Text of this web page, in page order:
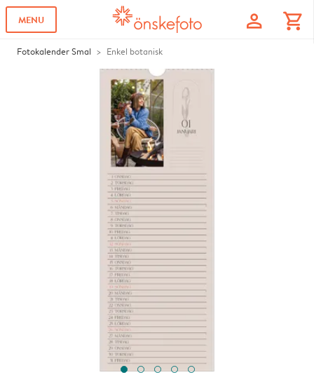
MENU profile shopping_cart
Fotokalender Smal Enkel botanisk